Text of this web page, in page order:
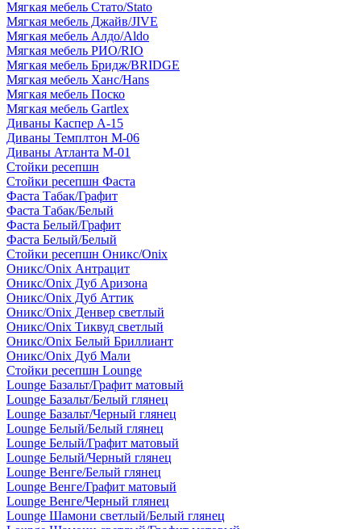
Мягкая мебель Стато/Stato
Мягкая мебель Джайв/JIVE
Мягкая мебель Алдо/Aldo
Мягкая мебель РИО/RIO
Мягкая мебель Бридж/BRIDGE
Мягкая мебель Ханс/Hans
Мягкая мебель Поско
Мягкая мебель Gartlex
Диваны Каспер А-15
Диваны Темплтон М-06
Диваны Атланта М-01
Стойки ресепшн
Стойки ресепшн Фаста
Фаста Табак/Графит
Фаста Табак/Белый
Фаста Белый/Графит
Фаста Белый/Белый
Стойки ресепшн Оникс/Onix
Оникс/Onix Антрацит
Оникс/Onix Дуб Аризона
Оникс/Onix Дуб Аттик
Оникс/Onix Денвер светлый
Оникс/Onix Тиквуд светлый
Оникс/Onix Белый Бриллиант
Оникс/Onix Дуб Мали
Стойки ресепшн Lounge
Lounge Базальт/Графит матовый
Lounge Базальт/Белый глянец
Lounge Базальт/Черный глянец
Lounge Белый/Белый глянец
Lounge Белый/Графит матовый
Lounge Белый/Черный глянец
Lounge Венге/Белый глянец
Lounge Венге/Графит матовый
Lounge Венге/Черный глянец
Lounge Шамони светлый/Белый глянец